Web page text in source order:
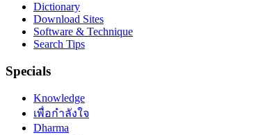
Dictionary
Download Sites
Software & Technique
Search Tips
Specials
Knowledge
เพื่อกำลังใจ
Dharma